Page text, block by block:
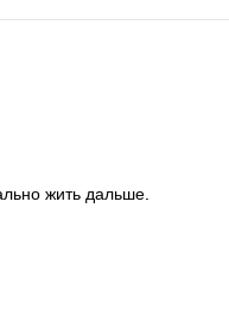
жить дальше.